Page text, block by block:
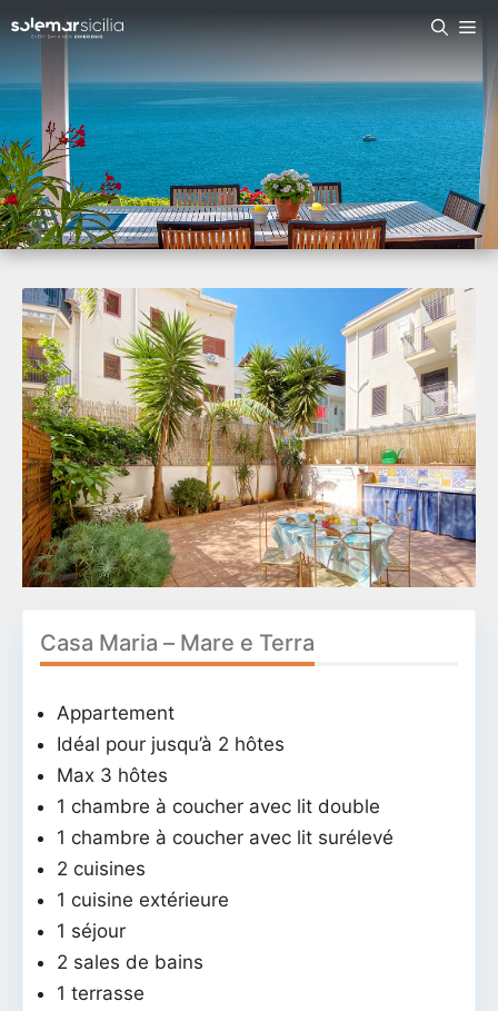
Casa Maria – Mare e Terra
Appartement
Idéal pour jusqu’à 2 hôtes
Max 3 hôtes
1 chambre à coucher avec lit double
1 chambre à coucher avec lit surélevé
2 cuisines
1 cuisine extérieure
1 séjour
2 sales de bains
1 terrasse